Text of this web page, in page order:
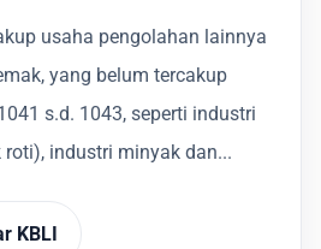
usaha pengolahan lainnya
yang belum tercakup
s.d. 1043, seperti industri
industri minyak dan...
KBLI